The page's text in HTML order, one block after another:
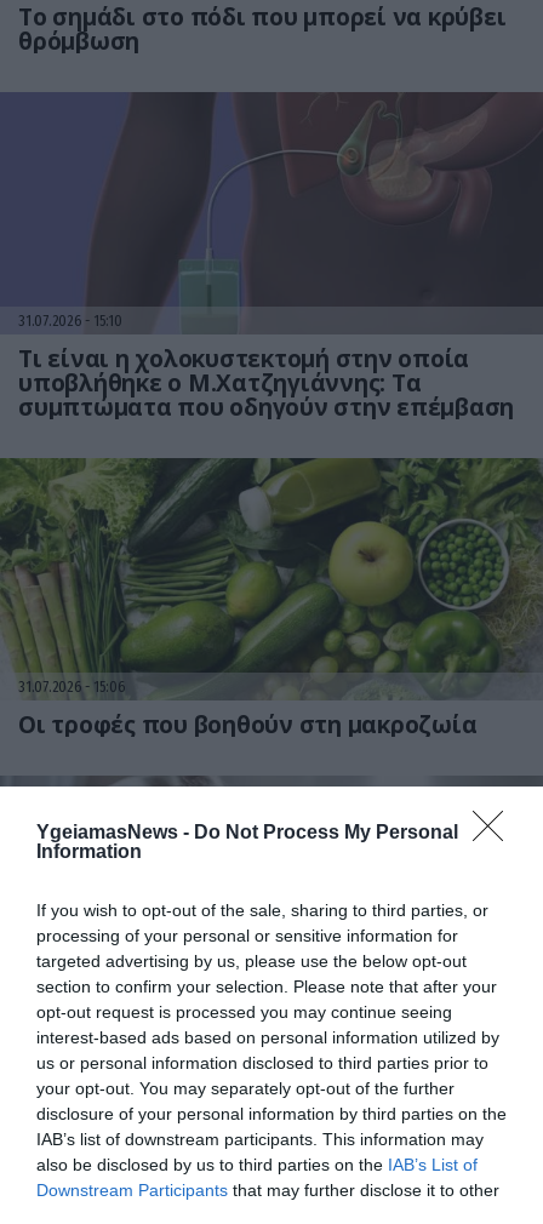
YgeiamasNews - Do Not Process My Personal
Information
If you wish to opt-out of the sale, sharing to third parties, or
processing of your personal or sensitive information for
targeted advertising by us, please use the below opt-out
section to confirm your selection. Please note that after your
opt-out request is processed you may continue seeing
interest-based ads based on personal information utilized by
us or personal information disclosed to third parties prior to
your opt-out. You may separately opt-out of the further
disclosure of your personal information by third parties on the
IAB’s list of downstream participants. This information may
also be disclosed by us to third parties on the IAB’s List of
Downstream Participants that may further disclose it to other
Το σημάδι στο πόδι που μπορεί να κρύβει
θρόμβωση
31.07.2026 15:10
Τι είναι η χολοκυστεκτομή στην οποία
υποβλήθηκε ο Μ.Χατζηγιάννης: Tα
συμπτώματα που οδηγούν στην επέμβαση
31.07.2026 15:06
Οι τροφές που βοηθούν στη μακροζωία
31.07.2026
Το σύμπτωμα που εμφανίζεται τη νύχτα
και μπορεί να προειδοποιεί για
καρδιοπάθεια